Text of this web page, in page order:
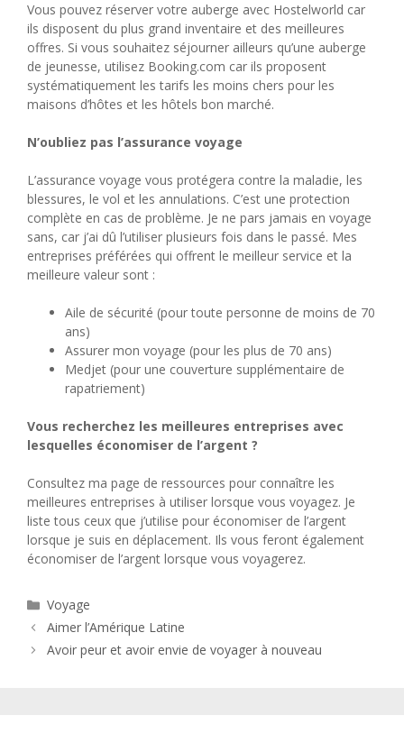
Vous pouvez réserver votre auberge avec Hostelworld car
ils disposent du plus grand inventaire et des meilleures
offres. Si vous souhaitez séjourner ailleurs qu’une auberge
de jeunesse, utilisez Booking.com car ils proposent
systématiquement les tarifs les moins chers pour les
maisons d’hôtes et les hôtels bon marché.
N’oubliez pas l’assurance voyage
L’assurance voyage vous protégera contre la maladie, les
blessures, le vol et les annulations. C’est une protection
complète en cas de problème. Je ne pars jamais en voyage
sans, car j’ai dû l’utiliser plusieurs fois dans le passé. Mes
entreprises préférées qui offrent le meilleur service et la
meilleure valeur sont :
Aile de sécurité (pour toute personne de moins de 70
ans)
Assurer mon voyage (pour les plus de 70 ans)
Medjet (pour une couverture supplémentaire de
rapatriement)
Vous recherchez les meilleures entreprises avec
lesquelles économiser de l’argent ?
Consultez ma page de ressources pour connaître les
meilleures entreprises à utiliser lorsque vous voyagez. Je
liste tous ceux que j’utilise pour économiser de l’argent
lorsque je suis en déplacement. Ils vous feront également
économiser de l’argent lorsque vous voyagerez.
Catégories
Voyage
Aimer l’Amérique Latine
Avoir peur et avoir envie de voyager à nouveau